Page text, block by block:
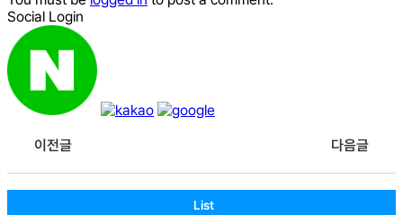
Social Login
이전글 다음글
List